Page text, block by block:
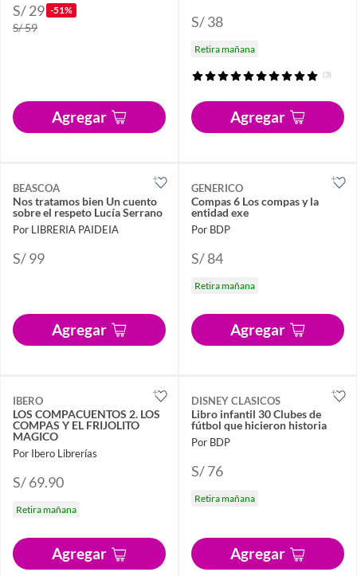
S/ 29 -51%
S/ 59
Agregar
S/ 38
Retira mañana
(3)
Agregar
BEASCOA
Nos tratamos bien Un cuento
sobre el respeto Lucía Serrano
Por LIBRERIA PAIDEIA
S/ 99
Agregar
GENERICO
Compas 6 Los compas y la
entidad exe
Por BDP
S/ 84
Retira mañana
Agregar
IBERO
LOS COMPACUENTOS 2. LOS
COMPAS Y EL FRIJOLITO
MAGICO
Por Ibero Librerías
S/ 69.90
Retira mañana
Agregar
DISNEY CLASICOS
Libro infantil 30 Clubes de
fútbol que hicieron historia
Por BDP
S/ 76
Retira mañana
Agregar